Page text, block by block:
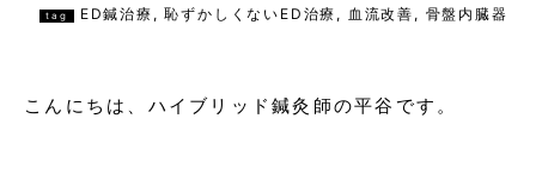
tag ED鍼治療 ,恥ずかしくないED治療 , 血流改善 , 骨盤内臓器
こんにちは、ハイブリッド鍼灸師の平谷です。